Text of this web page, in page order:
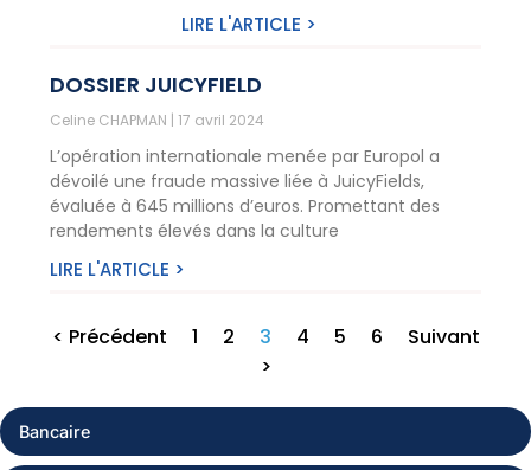
Bancaire
LIRE L'ARTICLE >
DOSSIER JUICYFIELD
Celine CHAPMAN 17 avril 2024
L’opération internationale menée par Europol a
dévoilé une fraude massive liée à JuicyFields,
évaluée à 645 millions d’euros. Promettant des
rendements élevés dans la culture
LIRE L'ARTICLE >
< Précédent 1 2 3 4 5 6
Suivant
>